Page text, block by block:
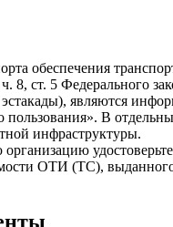
обеспечения
ч. 8, ст. 5 Федерального
являются
В
инфраструктуры.
ОТИ (ТС),